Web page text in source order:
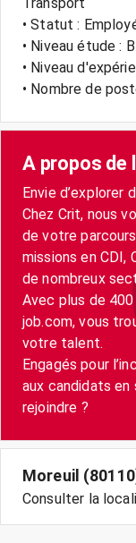
• Statut :
• Niveau étude :
• Niveau
• Nombre de
A propos de
Envie d’explorer
Chez Crit, nous
de votre
missions en CDI,
de nombreux
Avec plus de
job.com, vous
votre talent.
Engagés pour
aux candidats en
rejoindre ?
Moreuil
Consulter la